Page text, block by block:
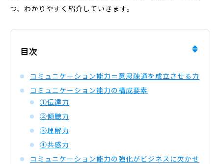
つ、わかりやすく紹介していきます。
目次
コミュニケーション能力＝意思疎通を成立させる力
コミュニケーション能力の構成要素
①伝達力
②傾聴力
③理解力
④共感力
コミュニケーション能力の強化がビジネスに欠かせ